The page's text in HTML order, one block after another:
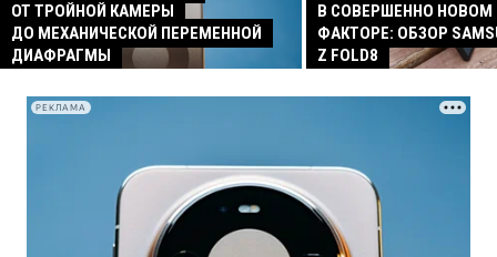
ОТ ТРОЙНОЙ КАМЕРЫ
ДО МЕХАНИЧЕСКОЙ ПЕРЕМЕННОЙ
ДИАФРАГМЫ
В СОВЕРШЕННО
ФАКТОРЕ: ОБЗОР
Z FOLD8
РЕКЛАМА